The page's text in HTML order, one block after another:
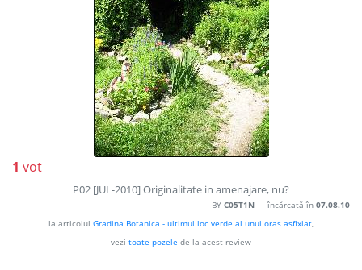
1 vot
P02 [JUL-2010] Originalitate in amenajare, nu?
BY C05T1N — încărcată în 07.08.10
la articolul Gradina Botanica - ultimul loc verde al unui oras asfixiat,
vezi toate pozele de la acest review